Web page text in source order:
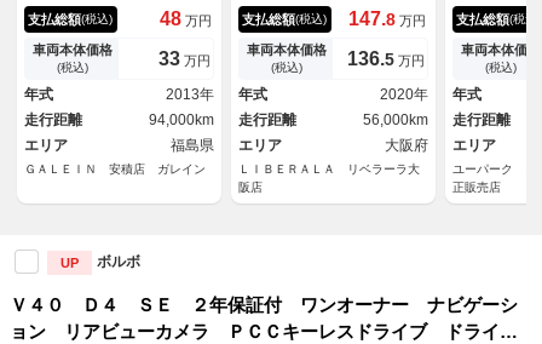
ビ フルセグ Ｂｌｕｅｔｏｏ
ｔｈ Ｄレコ ＥＴＣ ＨＩ
Ｄ クルコン Ｐシート Ｓヒ
ーター Ｄバイザー Ｍウィン
カー スマキー ＡＷ
支払総額(税込) 48 万円
車両本体価格
(税込) 33 万円
年式
2013年
走行距離
94,000km
エリア
福島県
ＧＡＬＥＩＮ 安積店 ガレイン
ション １５０台限定 ＡＣ
Ｃ 純正ナビ ＴＶ バックカ
メラ 純正１８インチＡＷ Ｌ
ＥＤヘッドライト クリアラン
スソナー ＢＬＩＳ ルーフレ
ール パドルシフト ハーフ
革 Ｄメモリ付きパワーシー
ト リモコンキー
支払総額(税込) 147.8 万円
車両本体価格
(税込) 136.5 万円
年式
2020年
走行距離
56,000km
エリア
大阪府
ＬＩＢＥＲＡＬＡ リベラーラ大
阪店
後期／黒革／
ＬＫＡ／ｈａ
ｄｏｎ／ナビ
オーディオ／
ＥＴＣ／パド
ー付Ｐシート
Ｃソナー／禁
支払総額(税込)
車両本体価格
(税込)
年式
走行距離
エリア
ユーパーク ス
正販売店
UP ボルボ
Ｖ４０ Ｄ４ ＳＥ ２年保証付 ワンオーナー ナビゲーシ
ョン リアビューカメラ ＰＣＣキーレスドライブ ドライブ